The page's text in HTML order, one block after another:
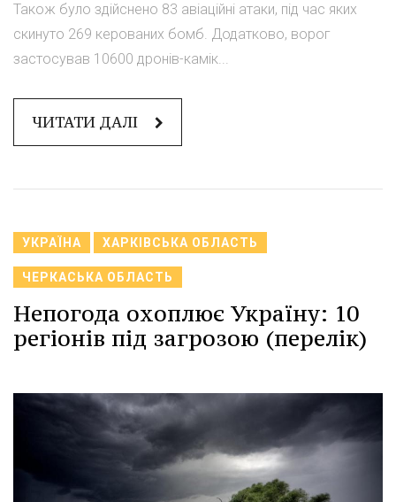
Також було здійснено 83 авіаційні атаки, під час яких
скинуто 269 керованих бомб. Додатково, ворог
застосував 10600 дронів-камік...
ЧИТАТИ ДАЛІ
УКРАЇНА ХАРКІВСЬКА ОБЛАСТЬ
ЧЕРКАСЬКА ОБЛАСТЬ
Непогода охоплює Україну: 10
регіонів під загрозою (перелік)